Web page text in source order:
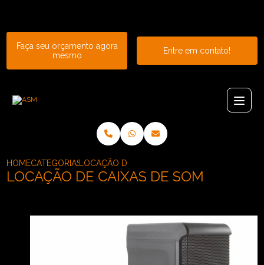
Faça seu orçamento agora
mesmo
Entre em contato!
HOMECATEGORIAS LOCAÇÃO DE CAIXAS DE SOM
LOCAÇÃO DE CAIXAS DE SOM